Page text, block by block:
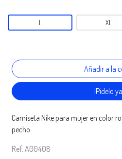
L XL
¡Pídelo
Camiseta Nike para mujer en color
pecho.
Ref. A00408